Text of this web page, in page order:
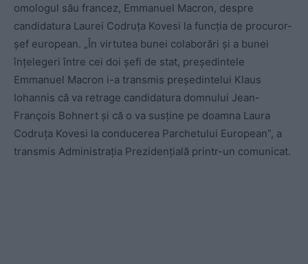
omologul său francez, Emmanuel Macron, despre
candidatura Laurei Codruța Kovesi la funcția de procuror-
șef european. „ În virtutea bunei colaborări și a bunei
înțelegeri între cei doi șefi de stat, președintele
Emmanuel Macron i-a transmis președintelui Klaus
Iohannis că va retrage candidatura domnului Jean-
François Bohnert și că o va susține pe doamna Laura
Codruța Kovesi la conducerea Parchetului European”, a
transmis Administrația Prezidențială printr-un comunicat.